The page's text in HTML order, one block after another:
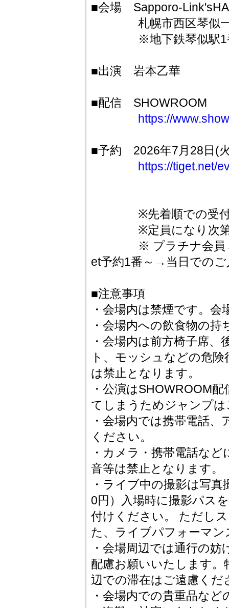
■会場 Sapporo-
札幌市西区琴似一
※地下鉄琴似駅1番
■出演 岩本乙華
■配信 SHOWROOM
https://
■予約 2026年7月28日(
https://tiget.net/
※先着順での受付
※定員になり次第受
※ プラチナ会員→ゴ
et予約1番～→当日での
■注意事項
・会場内は禁煙です。
・会場内への飲食物の
・会場内は前方椅子席
ト、モッシュなどの危
は禁止となります。
・公演はSHOWROOM
てしまうためジャンプ
・会場内では携帯電話
ください。
・カメラ・携帯電話な
音等は禁止となります。
・ライブ中の撮影は写
0円）入場時に撮影パス
付けください。 ただし
た、ライブパフォーマ
・会場周辺では通行の
配慮お願いいたします。
辺での滞在はご遠慮くだ
・会場内での貴重品な